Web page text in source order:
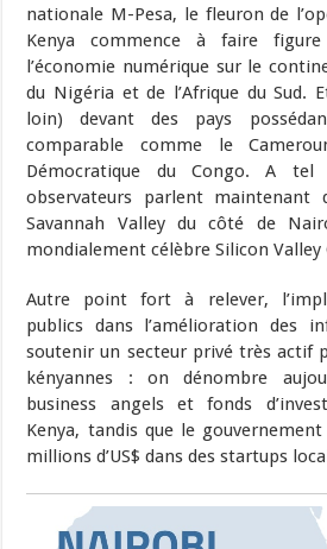
nationale M-Pesa, le fleuron de
Kenya commence à faire
l’économie numérique sur le
du Nigéria et de l’Afrique du Sud.
loin) devant des pays
comparable comme le
Démocratique du Congo. A tel
observateurs parlent maintenant
Savannah Valley du côté de
mondialement célèbre Silicon Valley
Autre point fort à relever,
publics dans l’amélioration des
soutenir un secteur privé très actif
kényannes : on dénombre
business angels et fonds
Kenya, tandis que le
millions d’US$ dans des startups